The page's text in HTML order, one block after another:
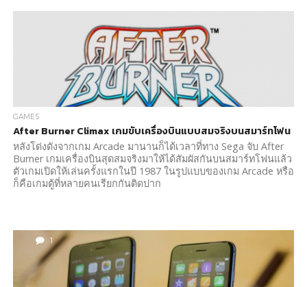
GAMES
After Burner Climax เกมขับเครื่องบินแบบสมจริงบนสมาร์ทโฟน
หลังโด่งดังจากเกม Arcade มานานก็ได้เวลาที่ทาง Sega จับ After
Burner เกมเครื่องบินสุดสมจริงมาให้ได้สัมผัสกันบนสมาร์ทโฟนแล้ว
ตัวเกมเปิดให้เล่นครั้งแรกในปี 1987 ในรูปแบบของเกม Arcade หรือ
ก็คือเกมตู้ที่หลายคนเรียกกันติดปาก
1